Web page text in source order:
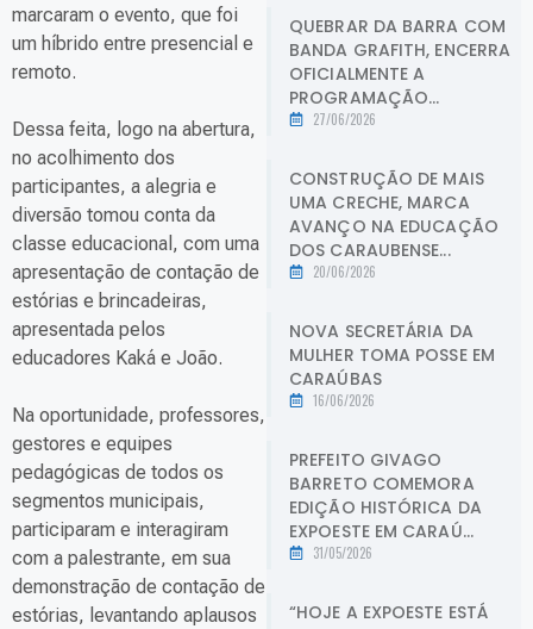
marcaram o evento, que foi
um híbrido entre presencial e
remoto.
Dessa feita, logo na abertura,
no acolhimento dos
participantes, a alegria e
diversão tomou conta da
classe educacional, com uma
apresentação de contação de
estórias e brincadeiras,
apresentada pelos
educadores Kaká e João.
Na oportunidade, professores,
gestores e equipes
pedagógicas de todos os
segmentos municipais,
participaram e interagiram
com a palestrante, em sua
demonstração de contação de
estórias, levantando aplausos
QUEBRAR DA BARRA COM
BANDA GRAFITH, ENCERRA
OFICIALMENTE A
PROGRAMAÇÃO...
27/06/2026
CONSTRUÇÃO DE MAIS
UMA CRECHE, MARCA
AVANÇO NA EDUCAÇÃO
DOS CARAUBENSE...
20/06/2026
NOVA SECRETÁRIA DA
MULHER TOMA POSSE EM
CARAÚBAS
16/06/2026
PREFEITO GIVAGO
BARRETO COMEMORA
EDIÇÃO HISTÓRICA DA
EXPOESTE EM CARAÚ...
31/05/2026
“HOJE A EXPOESTE ESTÁ